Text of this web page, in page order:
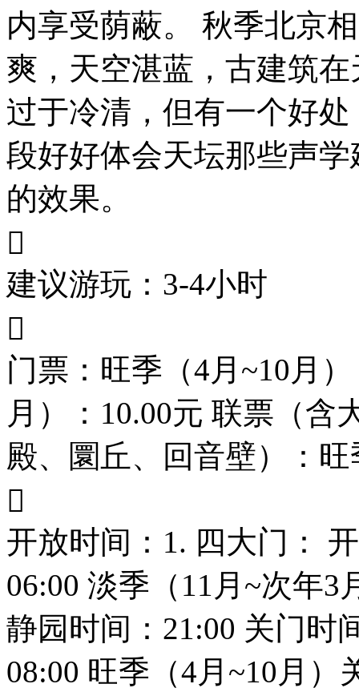
内享受荫蔽。 秋季北京
爽，天空湛蓝，古建筑
过于冷清，但有一个好
段好好体会天坛那些声
的效果。

建议游玩：3-4小时

门票：旺季（4月~10月
月）：10.00元 联票（含
殿、圜丘、回音壁）：

开放时间：1. 四大门：
06:00 淡季（11月~次年3
静园时间：21:00 关门时
08:00 旺季（4月~10月）